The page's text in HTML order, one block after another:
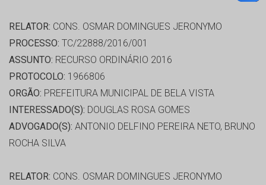
RELATOR: CONS. OSMAR DOMINGUES JERONYMO
PROCESSO: TC/22888/2016/001
ASSUNTO: RECURSO ORDINÁRIO 2016
PROTOCOLO: 1966806
ORGÃO: PREFEITURA MUNICIPAL DE BELA VISTA
INTERESSADO(S): DOUGLAS ROSA GOMES
ADVOGADO(S): ANTONIO DELFINO PEREIRA NETO, BRUNO
ROCHA SILVA
RELATOR: CONS. OSMAR DOMINGUES JERONYMO